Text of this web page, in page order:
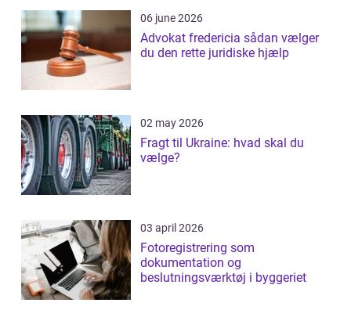
06 june 2026
Advokat fredericia sådan vælger
du den rette juridiske hjælp
02 may 2026
Fragt til Ukraine: hvad skal du
vælge?
03 april 2026
Fotoregistrering som
dokumentation og
beslutningsværktøj i byggeriet